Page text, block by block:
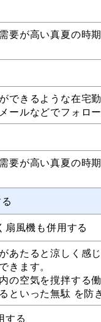
要が高い真夏の時
できるような在宅
ールなどでフォロ
要が高い真夏の時
風機も併用する
あたると涼しく感
きます。
の空気を撹拌する
といった無駄 を
する